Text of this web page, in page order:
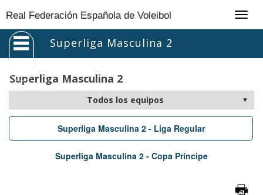
Real Federación Española de Voleibol
Superliga Masculina 2
Superliga Masculina 2
Superliga Masculina 2 - Liga Regular
Superliga Masculina 2 - Copa Príncipe